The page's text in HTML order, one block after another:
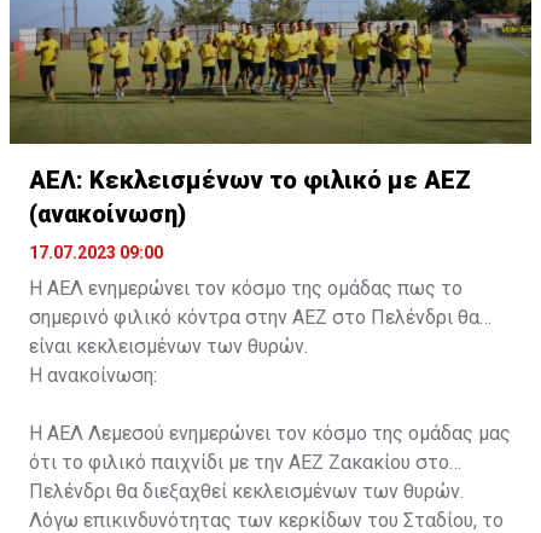
ΑΕΛ: Κεκλεισμένων το φιλικό με ΑΕΖ
(ανακοίνωση)
17.07.2023 09:00
Η ΑΕΛ ενημερώνει τον κόσμο της ομάδας πως το
σημερινό φιλικό κόντρα στην ΑΕΖ στο Πελένδρι θα
είναι κεκλεισμένων των θυρών.
Η ανακοίνωση:
Η ΑΕΛ Λεμεσού ενημερώνει τον κόσμο της ομάδας μας
ότι το φιλικό παιχνίδι με την ΑΕΖ Ζακακίου στο
Πελένδρι θα διεξαχθεί κεκλεισμένων των θυρών.
Λόγω επικινδυνότητας των κερκίδων του Σταδίου, το